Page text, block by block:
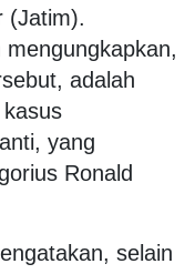
(Jatim).
adalah
yang
Ronald
selain